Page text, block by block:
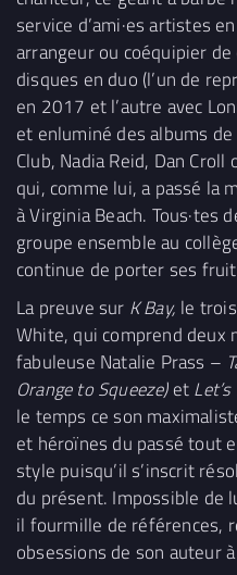
service d’ami·es artistes
arrangeur ou coéquipier
disques en duo (l’un de
en 2017 et l’autre avec
et enluminé des albums
Club, Nadia Reid, Dan
qui, comme lui, a passé la
à Virginia Beach. Tous·tes
groupe ensemble au
continue de porter ses
La preuve sur K Bay, le
White, qui comprend deux
fabuleuse Natalie Prass –
Orange to Squeeze)et
le temps ce son
et héroïnes du passé tout
style puisqu’il s’inscrit
du présent. Impossible de
il fourmille de références,
obsessions de son auteur